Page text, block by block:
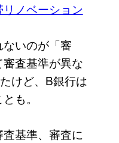
ノベーション
いのが「審
査基準が異な
けど、B銀行は
も。
基準、審査に